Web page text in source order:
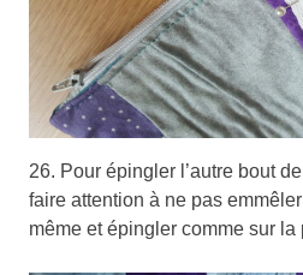
26. Pour épingler l’autre bout
faire attention à ne pas
même et épingler comme sur la